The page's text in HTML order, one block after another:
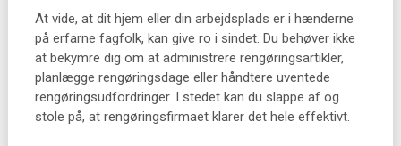
At vide, at dit hjem eller din arbejdsplads er i hænderne
på erfarne fagfolk, kan give ro i sindet. Du behøver ikke
at bekymre dig om at administrere rengøringsartikler,
planlægge rengøringsdage eller håndtere uventede
rengøringsudfordringer. I stedet kan du slappe af og
stole på, at rengøringsfirmaet klarer det hele effektivt.